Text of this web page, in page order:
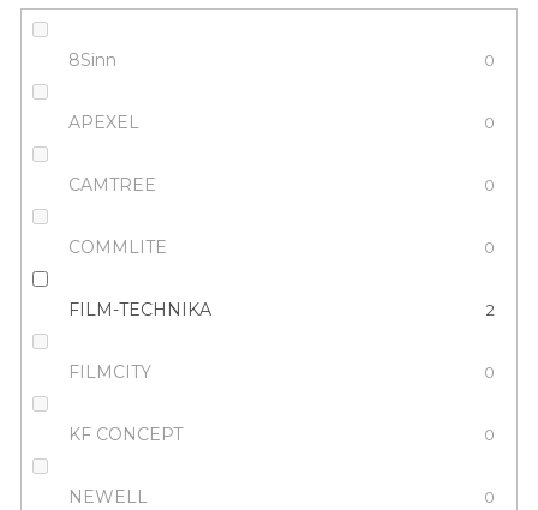
8Sinn 0
APEXEL 0
CAMTREE 0
COMMLITE 0
FILM-TECHNIKA 2
FILMCITY 0
KF CONCEPT 0
NEWELL 0